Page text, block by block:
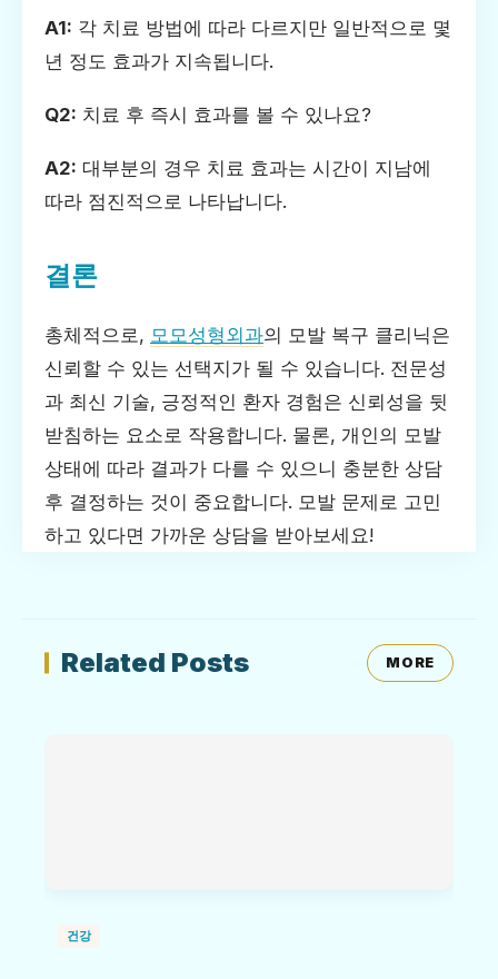
A1: 각 치료 방법에 따라 다르지만 일반적으로 몇
년 정도 효과가 지속됩니다.
Q2: 치료 후 즉시 효과를 볼 수 있나요?
A2: 대부분의 경우 치료 효과는 시간이 지남에
따라 점진적으로 나타납니다.
결론
총체적으로, 모모성형외과의 모발 복구 클리닉은
신뢰할 수 있는 선택지가 될 수 있습니다. 전문성
과 최신 기술, 긍정적인 환자 경험은 신뢰성을 뒷
받침하는 요소로 작용합니다. 물론, 개인의 모발
상태에 따라 결과가 다를 수 있으니 충분한 상담
후 결정하는 것이 중요합니다. 모발 문제로 고민
하고 있다면 가까운 상담을 받아보세요!
Related Posts MORE
건강